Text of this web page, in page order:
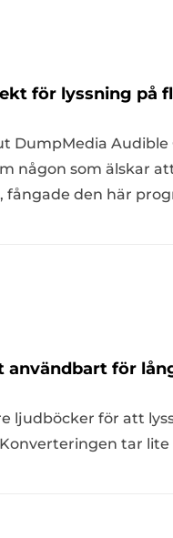
för lyssning på
DumpMedia
någon som älskar
fångade den här
användbart för
ljudböcker för att
tar